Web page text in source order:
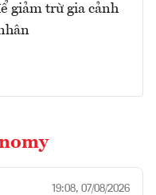
giảm trừ gia cảnh
19:08, 07/08/2026